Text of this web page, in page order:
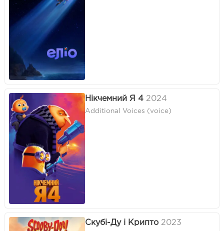
Нікчемний Я 4 2024
Additional Voices (voice)
Скубі-Ду і Крипто 2023